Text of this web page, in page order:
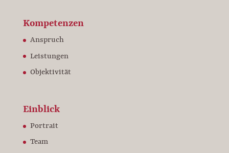
Kompetenzen
Anspruch
Leistungen
Objektivität
Einblick
Portrait
Team